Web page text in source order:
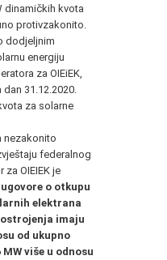
dinamičkih kvota
protivzakonito.
dodjeljnim
energiju
za OIEiEK,
31.12.2020.
za solarne
nezakonito
federalnog
za OIEIEK je
o otkupu
elektrana
imaju
od ukupno
MW više u odnosu